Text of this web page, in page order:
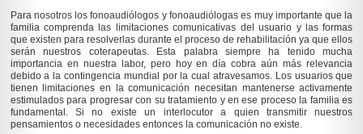
Para nosotros los fonoaudiólogos y fonoaudiólogas es muy importante que la
familia comprenda las limitaciones comunicativas del usuario y las formas
que existen para resolverlas durante el proceso de rehabilitación ya que ellos
serán nuestros coterapeutas. Esta palabra siempre ha tenido mucha
importancia en nuestra labor, pero hoy en día cobra aún más relevancia
debido a la contingencia mundial por la cual atravesamos. Los usuarios que
tienen limitaciones en la comunicación necesitan mantenerse activamente
estimulados para progresar con su tratamiento y en ese proceso la familia es
fundamental. Si no existe un interlocutor a quien transmitir nuestros
pensamientos o necesidades entonces la comunicación no existe.